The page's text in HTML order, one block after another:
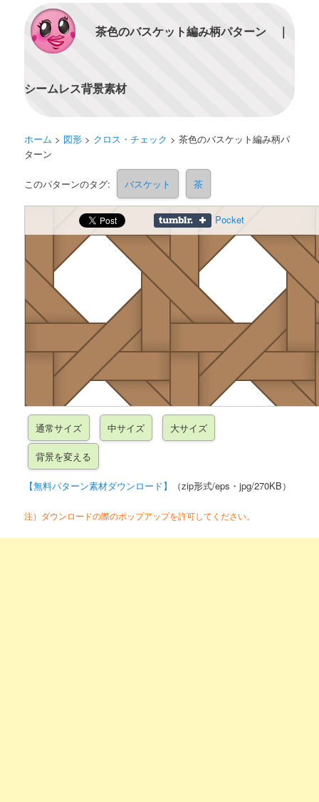
茶色のバスケット編み柄パターン ｜
シームレス背景素材
ホーム > 図形 > クロス・チェック >茶色のバスケット編み柄パ
ターン
このパターンのタグ: バスケット 茶
Pocket
【無料パターン素材ダウンロード】 （zip形式/eps・jpg/270KB）
注）ダウンロードの際のポップアップを許可してください。